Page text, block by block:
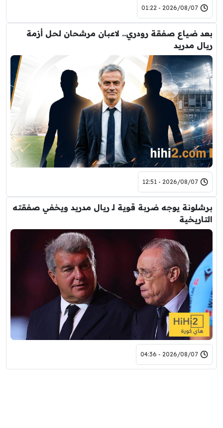
2026/08/07 - 01:22
بعد ضياع صفقة رودري.. لاعبان مرشحان لحل أزمة
ريال مدريد
2026/08/07 - 12:51
برشلونة يوجه ضربة قوية لـ ريال مدريد ويخفي صفقته
التاريخية
2026/08/07 - 04:36